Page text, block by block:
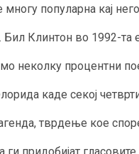
популарна кај
Клинтон во 1992-
неколку процентни
каде секој
тврдење кое